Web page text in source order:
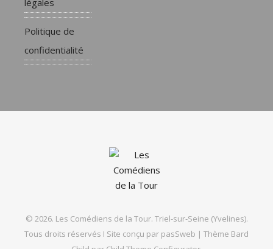
légales
Politique de
confidentialité
© 2026. Les Comédiens de la Tour. Triel-sur-Seine (Yvelines).
Tous droits réservés I Site conçu par pasSweb | Thème Bard